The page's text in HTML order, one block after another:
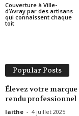
Couverture à Ville-
d’Avray par des artisans
qui connaissent chaque
toit
Popular Posts
Élevez votre marque
rendu professionnel
laithe - 4 juillet 2025